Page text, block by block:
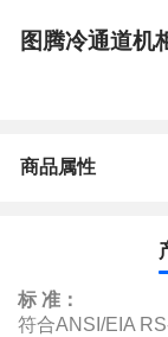
图腾冷通道机
商品属性
标 准：
符合ANSI/EIA